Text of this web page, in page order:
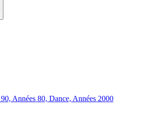
Années 80, Dance, Années 2000